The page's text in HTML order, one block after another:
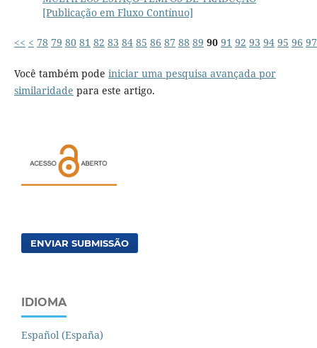
[Publicação em Fluxo Contínuo]
<< < 78 79 80 81 82 83 84 85 86 87 88 89 90 91 92 93 94 95 96 97
Você também pode iniciar uma pesquisa avançada por
similaridade para este artigo.
ENVIAR SUBMISSÃO
IDIOMA
Español (España)